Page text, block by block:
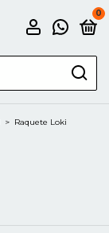
0
> Raquete Loki